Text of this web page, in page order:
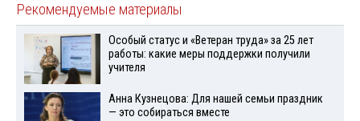
Рекомендуемые материалы
Особый статус и «Ветеран труда» за 25 лет
работы: какие меры поддержки получили
учителя
Анна Кузнецова: Для нашей семьи праздник
— это собираться вместе